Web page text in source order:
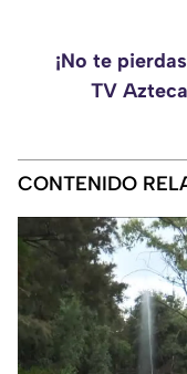
¡No te
TV
CONTENIDO